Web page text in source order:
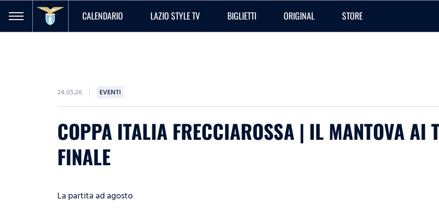
CALENDARIO LAZIO STYLE TV BIGLIETTI ORIGINAL STORE
24.05.26 EVENTI
COPPA ITALIA FRECCIAROSSA | IL MANTOVA AI
FINALE
La partita ad agosto